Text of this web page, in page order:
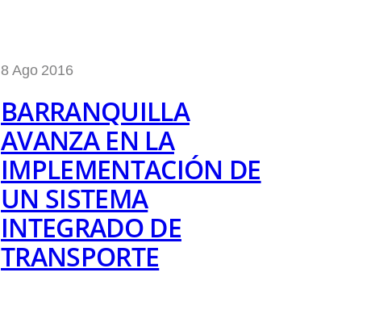
8 Ago 2016
BARRANQUILLA
AVANZA EN LA
IMPLEMENTACIÓN DE
UN SISTEMA
INTEGRADO DE
TRANSPORTE